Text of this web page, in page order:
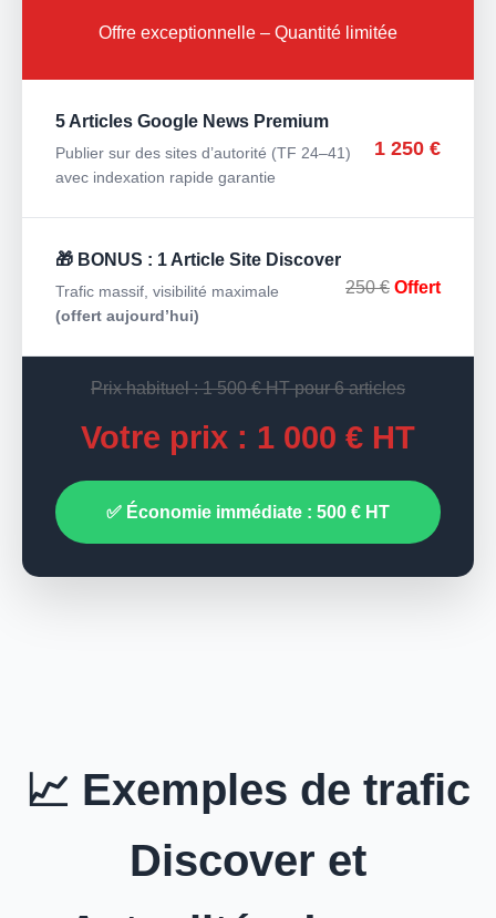
Offre exceptionnelle – Quantité limitée
5 Articles Google News Premium
Publier sur des sites d’autorité (TF 24–41)
avec indexation rapide garantie
1 250 €
🎁 BONUS : 1 Article Site Discover
Trafic massif, visibilité maximale
(offert aujourd’hui)
250 € Offert
Prix habituel : 1 500 € HT pour 6 articles
Votre prix : 1 000 € HT
✅ Économie immédiate : 500 € HT
📈 Exemples de trafic
Discover et